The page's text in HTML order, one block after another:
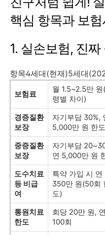
핵심 항목과 보
1. 실손보험, 진
항목4세대(현재)5세대
보험료
월 1.5~2.5만 원
령별 차이)
경증질환
보장
자기부담 30%,
5,000만 원 한도
중증질환
보장
자기부담
연 5,000만 원
도수치료
등 비급
여
특약 가입 시 연
350만 원(50회
도)
통원치료
한도
회당 20만 원, 연
100회